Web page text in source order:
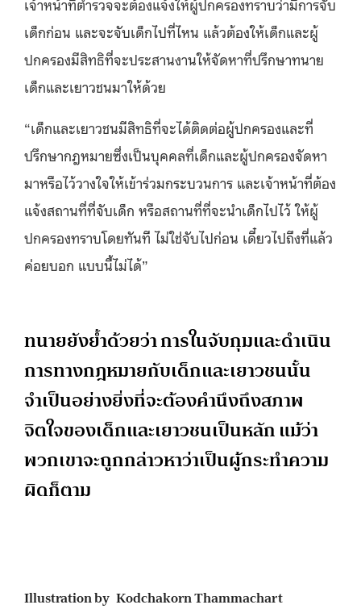
เด็กก่อน และจะจับเด็กไปที่ไหน แล้วต้องให้เด็กและผู้
ปกครองมีสิทธิที่จะประสานงานให้จัดหาที่ปรึกษาทนาย
เด็กและเยาวชนมาให้ด้วย
“เด็กและเยาวชนมีสิทธิที่จะได้ติดต่อผู้ปกครองและที่
ปรึกษากฎหมายซึ่งเป็นบุคคลที่เด็กและผู้ปกครองจัดหา
มาหรือไว้วางใจให้เข้าร่วมกระบวนการ และเจ้าหน้าที่ต้อง
แจ้งสถานที่ที่จับเด็ก หรือสถานที่ที่จะนำเด็กไปไว้ ให้ผู้
ปกครองทราบโดยทันที ไม่ใช่จับไปก่อน เดี๋ยวไปถึงที่แล้ว
ค่อยบอก แบบนี้ไม่ได้”
ทนายยังย้ำด้วยว่า การในจับกุมและดำเนิน
การทางกฎหมายกับเด็กและเยาวชนนั้น
จำเป็นอย่างยิ่งที่จะต้องคำนึงถึงสภาพ
จิตใจของเด็กและเยาวชนเป็นหลัก แม้ว่า
พวกเขาจะถูกกล่าวหาว่าเป็นผู้กระทำความ
ผิดก็ตาม
Illustration by Kodchakorn Thammachart